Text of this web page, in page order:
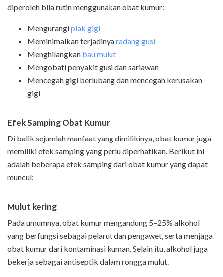
diperoleh bila rutin menggunakan obat kumur:
Mengurangiplak gigi
Meminimalkan terjadinyaradang gusi
Menghilangkan bau mulut
Mengobati penyakit gusi dan sariawan
Mencegah gigi berlubang dan mencegah kerusakan
gigi
Efek Samping Obat Kumur
Di balik sejumlah manfaat yang dimilikinya, obat kumur juga
memiliki efek samping yang perlu diperhatikan. Berikut ini
adalah beberapa efek samping dari obat kumur yang dapat
muncul:
Mulut kering
Pada umumnya, obat kumur mengandung 5–25% alkohol
yang berfungsi sebagai pelarut dan pengawet, serta menjaga
obat kumur dari kontaminasi kuman. Selain itu, alkohol juga
bekerja sebagai antiseptik dalam rongga mulut.